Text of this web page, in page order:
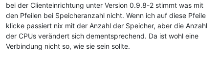
bei der Clienteinrichtung unter Version 0.9.8-2 stimmt was mit
den Pfeilen bei Speicheranzahl nicht. Wenn ich auf diese Pfeile
klicke passiert nix mit der Anzahl der Speicher, aber die Anzahl
der CPUs verändert sich dementsprechend. Da ist wohl eine
Verbindung nicht so, wie sie sein sollte.